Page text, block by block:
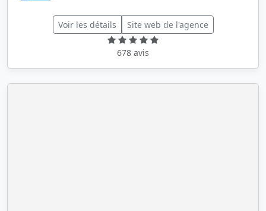
Voir les détails Site web de l'agence
678 avis